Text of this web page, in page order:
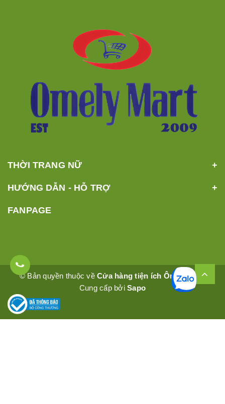
THỜI TRANG NỮ
HƯỚNG DẪN - HỖ TRỢ
FANPAGE
© Bản quyền thuộc vềCửa hàng tiện ích Ômêly Mart
Cung cấp bởiSapo